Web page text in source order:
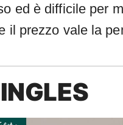
ed è difficile per
il prezzo vale la